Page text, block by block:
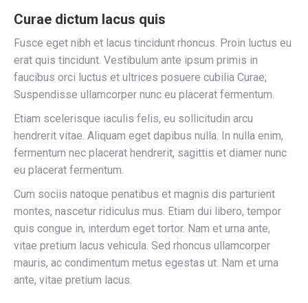
Curae dictum lacus quis
Fusce eget nibh et lacus tincidunt rhoncus. Proin luctus eu
erat quis tincidunt. Vestibulum ante ipsum primis in
faucibus orci luctus et ultrices posuere cubilia Curae;
Suspendisse ullamcorper nunc eu placerat fermentum.
Etiam scelerisque iaculis felis, eu sollicitudin arcu
hendrerit vitae. Aliquam eget dapibus nulla. In nulla enim,
fermentum nec placerat hendrerit, sagittis et diamer nunc
eu placerat fermentum.
Cum sociis natoque penatibus et magnis dis parturient
montes, nascetur ridiculus mus. Etiam dui libero, tempor
quis congue in, interdum eget tortor. Nam et urna ante,
vitae pretium lacus vehicula. Sed rhoncus ullamcorper
mauris, ac condimentum metus egestas ut. Nam et urna
ante, vitae pretium lacus.